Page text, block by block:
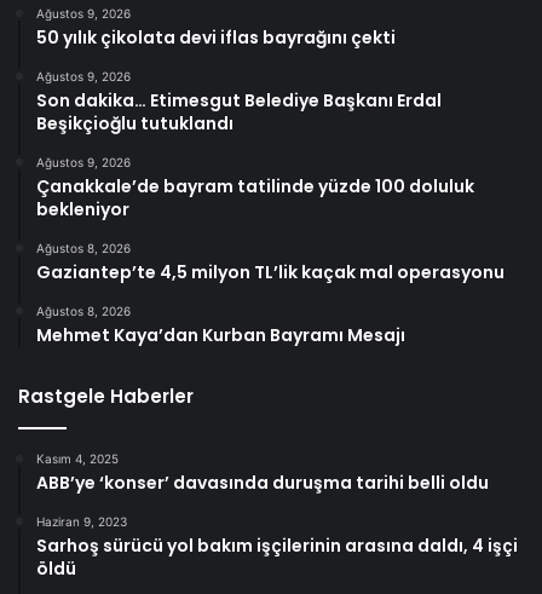
Ağustos 9, 2026
50 yılık çikolata devi iflas bayrağını çekti
Ağustos 9, 2026
Son dakika… Etimesgut Belediye Başkanı Erdal
Beşikçioğlu tutuklandı
Ağustos 9, 2026
Çanakkale’de bayram tatilinde yüzde 100 doluluk
bekleniyor
Ağustos 8, 2026
Gaziantep’te 4,5 milyon TL’lik kaçak mal operasyonu
Ağustos 8, 2026
Mehmet Kaya’dan Kurban Bayramı Mesajı
Rastgele Haberler
Kasım 4, 2025
ABB’ye ‘konser’ davasında duruşma tarihi belli oldu
Haziran 9, 2023
Sarhoş sürücü yol bakım işçilerinin arasına daldı, 4 işçi
öldü